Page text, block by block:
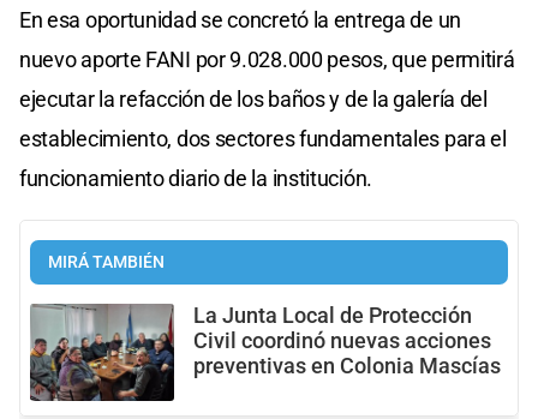
En esa oportunidad se concretó la entrega de un
nuevo aporte FANI por 9.028.000 pesos, que permitirá
ejecutar la refacción de los baños y de la galería del
establecimiento, dos sectores fundamentales para el
funcionamiento diario de la institución.
MIRÁ TAMBIÉN
La Junta Local de Protección
Civil coordinó nuevas acciones
preventivas en Colonia Mascías